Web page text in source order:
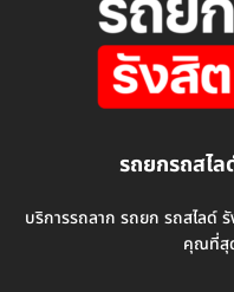
รถยกรถสไ
บริการรถลาก รถยก รถสไลด์
คุณที่สุ